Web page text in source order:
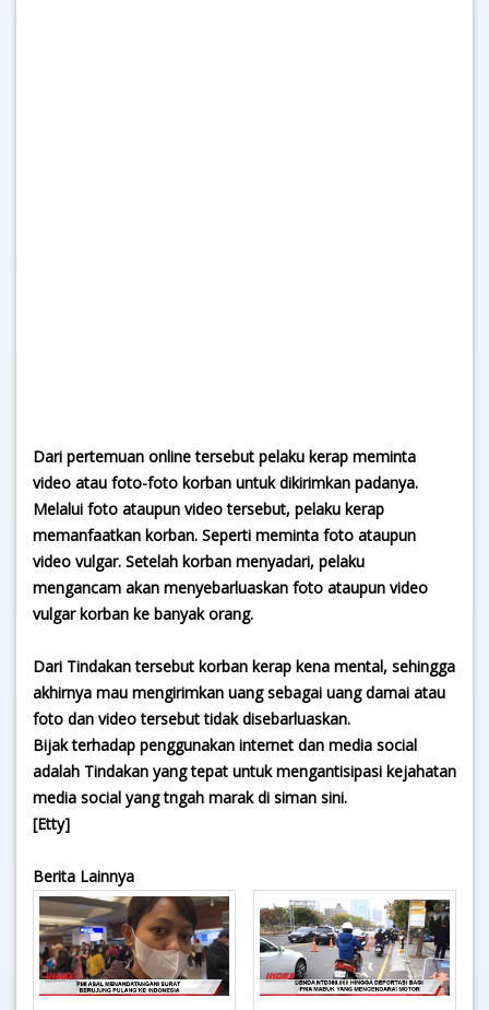
Dari pertemuan online tersebut pelaku kerap meminta
video atau foto-foto korban untuk dikirimkan padanya.
Melalui foto ataupun video tersebut, pelaku kerap
memanfaatkan korban. Seperti meminta foto ataupun
video vulgar. Setelah korban menyadari, pelaku
mengancam akan menyebarluaskan foto ataupun video
vulgar korban ke banyak orang.
Dari Tindakan tersebut korban kerap kena mental, sehingga
akhirnya mau mengirimkan uang sebagai uang damai atau
foto dan video tersebut tidak disebarluaskan.
Bijak terhadap penggunakan internet dan media social
adalah Tindakan yang tepat untuk mengantisipasi kejahatan
media social yang tngah marak di siman sini.
[Etty]
Berita Lainnya